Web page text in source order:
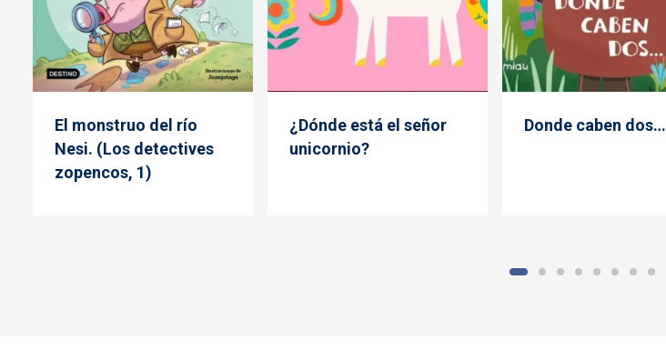
El monstruo del río
Nesi. (Los detectives
zopencos, 1)
¿Dónde está el señor
unicornio?
Donde caben dos…